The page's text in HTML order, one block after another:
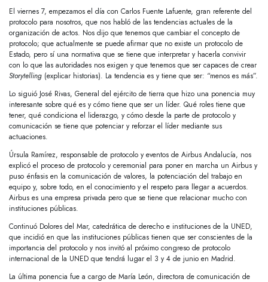
El viernes 7, empezamos el día con Carlos Fuente Lafuente, gran referente del
protocolo para nosotros, que nos habló de las tendencias actuales de la
organización de actos. Nos dijo que tenemos que cambiar el concepto de
protocolo; que actualmente se puede afirmar que no existe un protocolo de
Estado, pero sí una normativa que se tiene que interpretar y hacerla convivir
con lo que las autoridades nos exigen y que tenemos que ser capaces de crear
Storytelling (explicar historias). La tendencia es y tiene que ser: “menos es más”.
Lo siguió José Rivas, General del ejército de tierra que hizo una ponencia muy
interesante sobre qué es y cómo tiene que ser un líder. Qué roles tiene que
tener, qué condiciona el liderazgo, y cómo desde la parte de protocolo y
comunicación se tiene que potenciar y reforzar el líder mediante sus
actuaciones.
Úrsula Ramírez, responsable de protocolo y eventos de Airbus Andalucía, nos
explicó el proceso de protocolo y ceremonial para poner en marcha un Airbus y
puso énfasis en la comunicación de valores, la potenciación del trabajo en
equipo y, sobre todo, en el conocimiento y el respeto para llegar a acuerdos.
Airbus es una empresa privada pero que se tiene que relacionar mucho con
instituciones públicas.
Continuó Dolores del Mar, catedrática de derecho e instituciones de la UNED,
que incidió en que las instituciones públicas tienen que ser conscientes de la
importancia del protocolo y nos invitó al próximo congreso de protocolo
internacional de la UNED que tendrá lugar el 3 y 4 de junio en Madrid.
La última ponencia fue a cargo de María León, directora de comunicación de